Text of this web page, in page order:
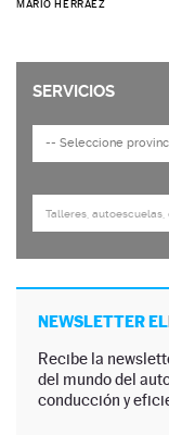
MARIO HERRÁEZ
NEWSLETTER EL
Recibe la
del mundo del
conducción y